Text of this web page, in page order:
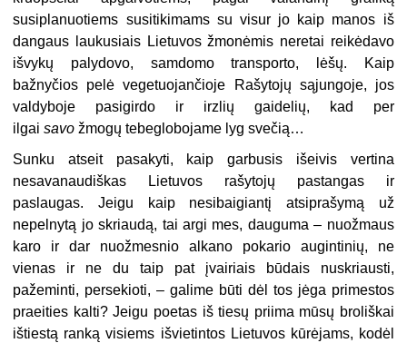
susiplanuotiems susitikimams su visur jo kaip manos iš
dangaus laukusiais Lietuvos žmonėmis neretai reikėdavo
išvykų palydovo, samdomo transporto, lėšų. Kaip
bažnyčios pelė vegetuojančioje Rašytojų sąjungoje, jos
valdyboje pasigirdo ir irzlių gaidelių, kad per
ilgaisavo žmogų tebeglobojame lyg svečią…
Sunku atseit pasakyti, kaip garbusis išeivis vertina
nesavanaudiškas Lietuvos rašytojų pastangas ir
paslaugas. Jeigu kaip nesibaigiantį atsiprašymą už
nepelnytą jo skriaudą, tai argi mes, dauguma – nuožmaus
karo ir dar nuožmesnio alkano pokario augintinių, ne
vienas ir ne du taip pat įvairiais būdais nuskriausti,
pažeminti, persekioti, – galime būti dėl tos jėga primestos
praeities kalti? Jeigu poetas iš tiesų priima mūsų broliškai
ištiestą ranką visiems išvietintos Lietuvos kūrėjams, kodėl